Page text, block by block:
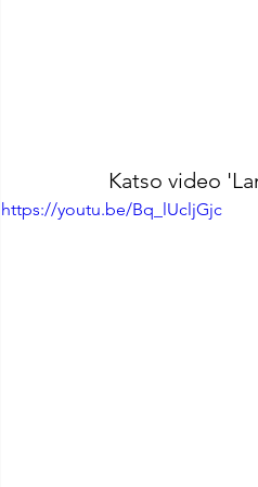
Katso video
https://youtu.be/Bq_lUcljGjc